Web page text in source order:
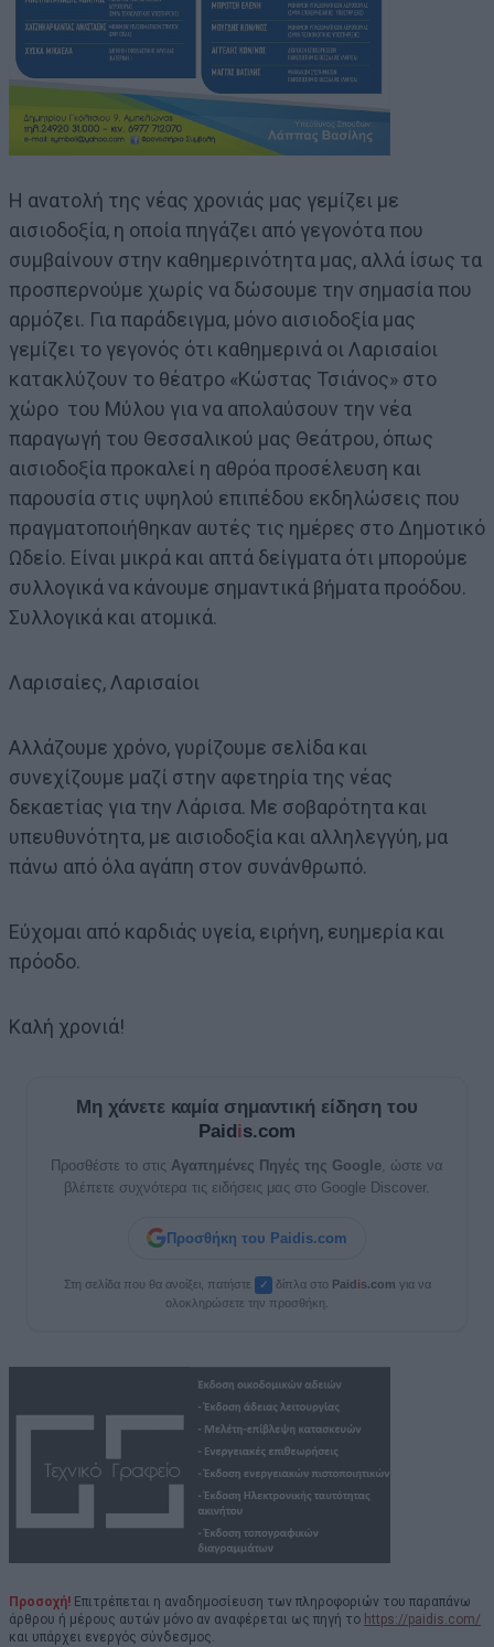
Η ανατολή της νέας χρονιάς μας γεμίζει με
αισιοδοξία, η οποία πηγάζει από γεγονότα που
συμβαίνουν στην καθημερινότητα μας, αλλά ίσως τα
προσπερνούμε χωρίς να δώσουμε την σημασία που
αρμόζει. Για παράδειγμα, μόνο αισιοδοξία μας
γεμίζει το γεγονός ότι καθημερινά οι Λαρισαίοι
κατακλύζουν το θέατρο «Κώστας Τσιάνος» στο
χώρο του Μύλου για να απολαύσουν την νέα
παραγωγή του Θεσσαλικού μας Θεάτρου, όπως
αισιοδοξία προκαλεί η αθρόα προσέλευση και
παρουσία στις υψηλού επιπέδου εκδηλώσεις που
πραγματοποιήθηκαν αυτές τις ημέρες στο Δημοτικό
Ωδείο. Είναι μικρά και απτά δείγματα ότι μπορούμε
συλλογικά να κάνουμε σημαντικά βήματα προόδου.
Συλλογικά και ατομικά.
Λαρισαίες, Λαρισαίοι
Αλλάζουμε χρόνο, γυρίζουμε σελίδα και
συνεχίζουμε μαζί στην αφετηρία της νέας
δεκαετίας για την Λάρισα. Με σοβαρότητα και
υπευθυνότητα, με αισιοδοξία και αλληλεγγύη, μα
πάνω από όλα αγάπη στον συνάνθρωπό.
Εύχομαι από καρδιάς υγεία, ειρήνη, ευημερία και
πρόοδο.
Καλή χρονιά!
Μη χάνετε καμία σημαντική είδηση του
Paidis.com
Προσθέστε το στις Αγαπημένες Πηγές της Google , ώστε να
βλέπετε συχνότερα τις ειδήσεις μας στο Google Discover.
Προσθήκη του Paidis.com
Στη σελίδα που θα ανοίξει, πατήστε ✓ δίπλα στο Paidis.com για να
ολοκληρώσετε την προσθήκη.
Προσοχή! Επιτρέπεται η αναδημοσίευση των πληροφοριών του παραπάνω
άρθρου ή μέρους αυτών μόνο αν αναφέρεται ως πηγή το https://paidis.com/
και υπάρχει ενεργός σύνδεσμος.